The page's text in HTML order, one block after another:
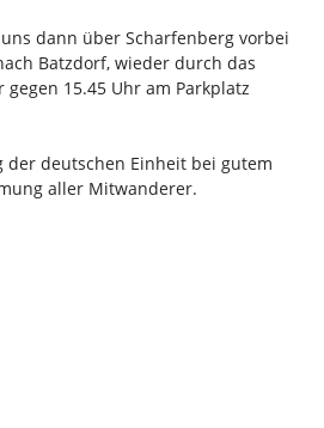
dann über Scharfenberg vorbei
Batzdorf, wieder durch das
gegen 15.45 Uhr am Parkplatz
der deutschen Einheit bei gutem
aller Mitwanderer.